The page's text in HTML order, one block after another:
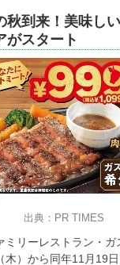
秋到来！美味し
がスタート
出典：PR TIMES
ミリーレストラン・
木）から同年11月19